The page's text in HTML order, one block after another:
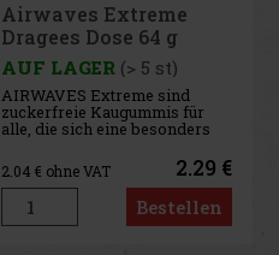
Airwaves Cassis
Dragees Dose 64 g
AUF LAGER (> 5 st)
AIRWAVES Cool Cassis sind
zuckerfreie Kaugummis, die
den intensiven Geschmack
Johannisbeeren mit einer
ausgeprägten Menthol-Frische
verbinden. Die originelle
Kombination aus fruchtigen
und kühlenden Noten sorgt für
2.04€ ohne VAT 2.29 €
Bestellen